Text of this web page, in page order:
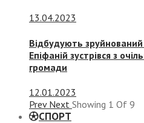
13.04.2023
Відбудують
Епіфаній зустрівся з
громади
12.01.2023
Prev Next Showing 1 Of 9
СПОРТ